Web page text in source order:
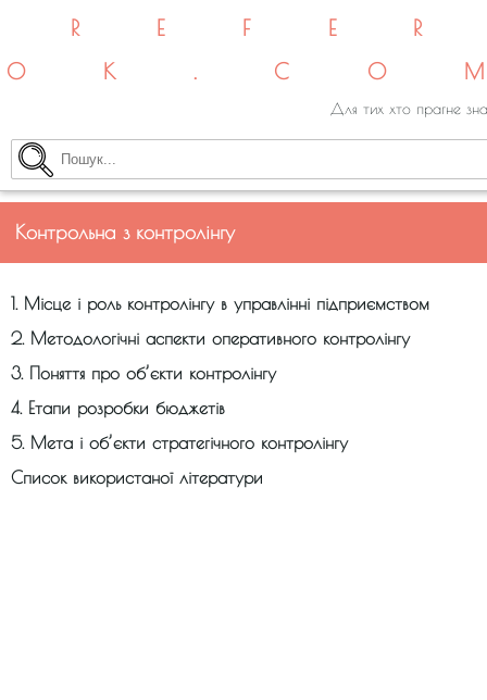
Для тих хто прагне
Контрольна з контролінгу
1. Місце і роль контролінгу в управлінні підприємством
2. Методологічні аспекти оперативного контролінгу
3. Поняття про об’єкти контролінгу
4. Етапи розробки бюджетів
5. Мета і об’єкти стратегічного контролінгу
Список використаної літератури